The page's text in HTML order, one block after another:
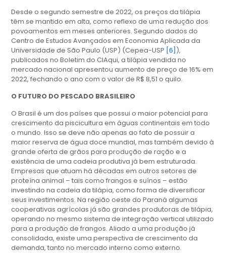
Desde o segundo semestre de 2022, os preços da tilápia
têm se mantido em alta, como reflexo de uma redução dos
povoamentos em meses anteriores. Segundo dados do
Centro de Estudos Avançados em Economia Aplicada da
Universidade de São Paulo (USP) (Cepea-USP [6] ),
publicados no Boletim do CIAqui, a tilápia vendida no
mercado nacional apresentou aumento de preço de 16% em
2022, fechando o ano com o valor de R$ 8,51 o quilo.
O FUTURO DO PESCADO BRASILEIRO
O Brasil é um dos países que possui o maior potencial para
crescimento da piscicultura em águas continentais em todo
o mundo. Isso se deve não apenas ao fato de possuir a
maior reserva de água doce mundial, mas também devido à
grande oferta de grãos para produção de ração e a
existência de uma cadeia produtiva já bem estruturada.
Empresas que atuam há décadas em outros setores de
proteína animal – tais como frangos e suínos – estão
investindo na cadeia da tilápia, como forma de diversificar
seus investimentos. Na região oeste do Paraná algumas
cooperativas agrícolas já são grandes produtoras de tilápia,
operando no mesmo sistema de integração vertical utilizado
para a produção de frangos. Aliado a uma produção já
consolidada, existe uma perspectiva de crescimento da
demanda, tanto no mercado interno como externo.